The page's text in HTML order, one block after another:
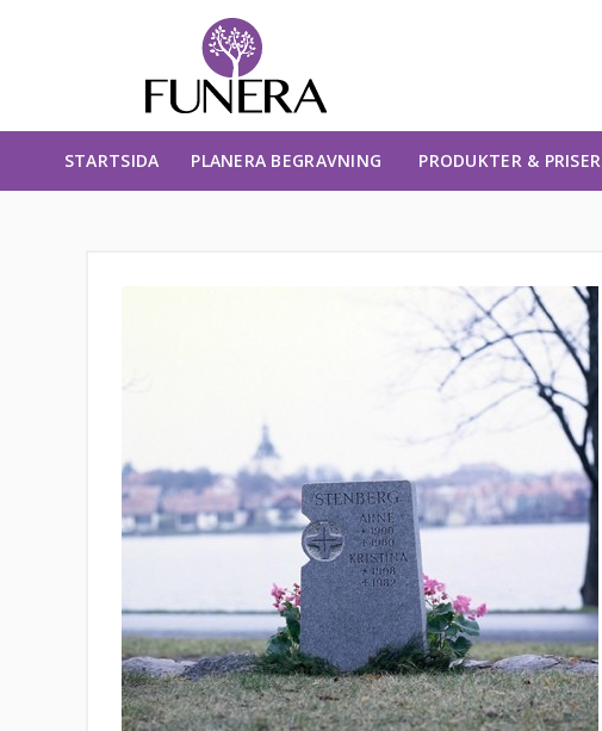
STARTSIDA PLANERA BEGRAVNING PRODUKTER & PRISER